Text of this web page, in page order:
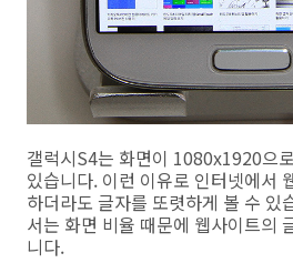
갤럭시S4는 화면이 1080x1920으
있습니다. 이런 이유로 인터넷에서
하더라도 글자를 또렷하게 볼 수 있
서는 화면 비율 때문에 웹사이트의
니다.